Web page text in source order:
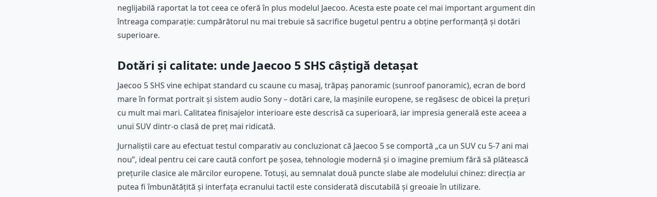
neglijabilă raportat la tot ceea ce oferă în plus modelul Jaecoo. Acesta este poate cel mai important argument din
întreaga comparație: cumpărătorul nu mai trebuie să sacrifice bugetul pentru a obține performanță și dotări
superioare.
Dotări și calitate: unde Jaecoo 5 SHS câștigă detașat
Jaecoo 5 SHS vine echipat standard cu scaune cu masaj, trăpaș panoramic (sunroof panoramic), ecran de bord
mare în format portrait și sistem audio Sony – dotări care, la mașinile europene, se regăsesc de obicei la prețuri
cu mult mai mari. Calitatea finisajelor interioare este descrisă ca superioară, iar impresia generală este aceea a
unui SUV dintr-o clasă de preț mai ridicată.
Jurnaliștii care au efectuat testul comparativ au concluzionat că Jaecoo 5 se comportă „ca un SUV cu 5-7 ani mai
nou”, ideal pentru cei care caută confort pe șosea, tehnologie modernă și o imagine premium fără să plătească
prețurile clasice ale mărcilor europene. Totuși, au semnalat două puncte slabe ale modelului chinez: direcția ar
putea fi îmbunătățită și interfața ecranului tactil este considerată discutabilă și greoaie în utilizare.